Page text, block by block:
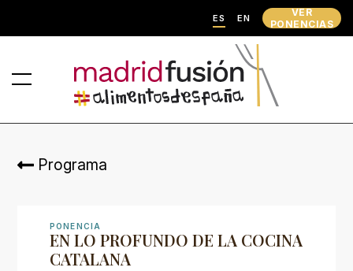
ES EN
VER
PONENCIAS
Programa
PONENCIA
EN LO PROFUNDO DE LA COCINA
CATALANA